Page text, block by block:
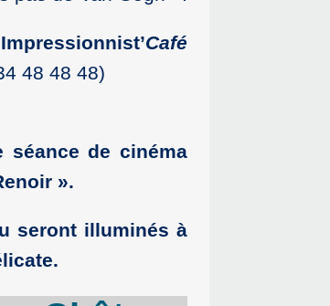
Impressionnist’Café
48 48 48)
séance de cinéma
».
seront illuminés à